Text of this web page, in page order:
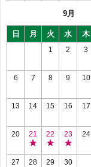
9月
日 月 火 水 木
1 2 3
6 7 8 9 10
13 14 15 16 17
20
21
祝
日
22
祝
日
23
祝
日
24
27 28 29 30